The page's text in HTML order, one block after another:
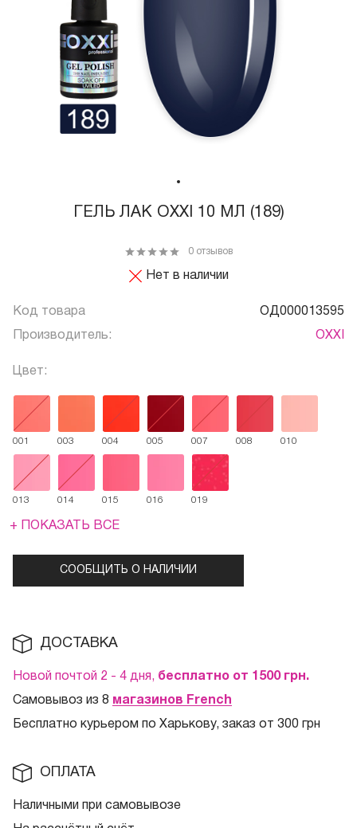
ГЕЛЬ ЛАК OXXI 10 МЛ (189)
Нет в наличии
0 отзывов
Код товара ОД000013595
Производитель: OXXI
Цвет:
001 003 004 005 007 008 010
013 014 015 016 019
+ ПОКАЗАТЬ ВСЕ
СООБЩИТЬ О НАЛИЧИИ
ДОСТАВКА
Новой почтой 2 - 4 дня, бесплатно от 1500 грн.
Самовывоз из 8 магазинов French
Бесплатно курьером по Харькову, заказ от 300 грн
ОПЛАТА
Наличными при самовывозе